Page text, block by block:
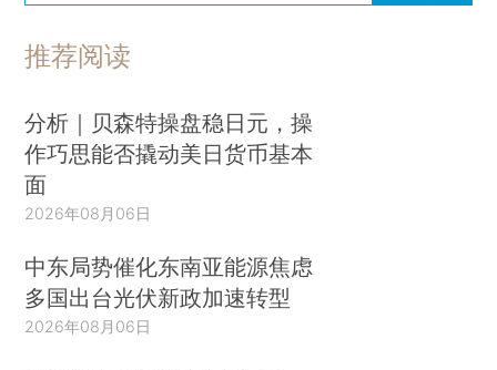
推荐阅读
分析｜贝森特操盘稳日元，操
作巧思能否撬动美日货币基本
面
2026年08月06日
中东局势催化东南亚能源焦虑
多国出台光伏新政加速转型
2026年08月06日